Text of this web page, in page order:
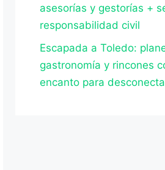
asesorías y gestorías +
responsabilidad civil
Escapada a Toledo:
gastronomía y rincones
encanto para